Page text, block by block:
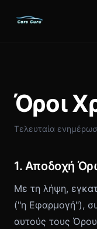
Όροι
Τελευταία
1. Αποδοχή
Με τη λήψη,
("η Εφαρμογή"),
αυτούς τους